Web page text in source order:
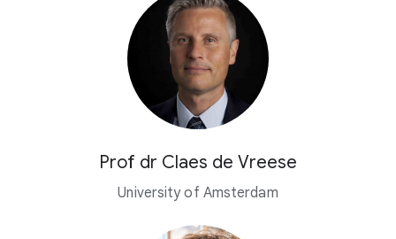
Prof dr Claes de Vreese
University of Amsterdam